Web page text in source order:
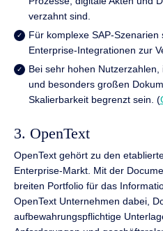
verzahnt sind.
Für komplexe SAP-
Enterprise-Integrationen zur
Bei sehr hohen
und besonders großen
Skalierbarkeit begrenzt sein. (
3. OpenText
OpenText gehört zu den
Enterprise-Markt. Mit der
breiten Portfolio für das
OpenText Unternehmen dabei,
aufbewahrungspflichtige